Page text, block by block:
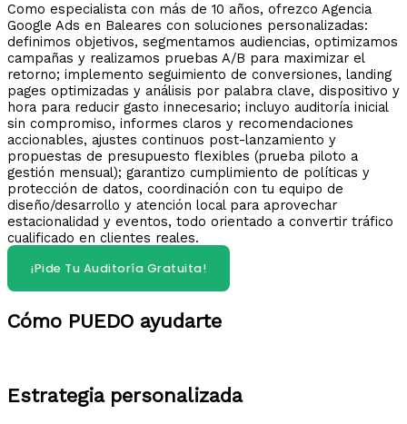
Como especialista con más de 10 años, ofrezco Agencia
Google Ads en Baleares con soluciones personalizadas:
definimos objetivos, segmentamos audiencias, optimizamos
campañas y realizamos pruebas A/B para maximizar el
retorno; implemento seguimiento de conversiones, landing
pages optimizadas y análisis por palabra clave, dispositivo y
hora para reducir gasto innecesario; incluyo auditoría inicial
sin compromiso, informes claros y recomendaciones
accionables, ajustes continuos post-lanzamiento y
propuestas de presupuesto flexibles (prueba piloto a
gestión mensual); garantizo cumplimiento de políticas y
protección de datos, coordinación con tu equipo de
diseño/desarrollo y atención local para aprovechar
estacionalidad y eventos, todo orientado a convertir tráfico
cualificado en clientes reales.
¡Pide Tu Auditoría Gratuita!
Cómo PUEDO ayudarte
Estrategia personalizada​